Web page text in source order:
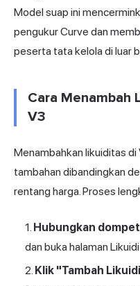
Model suap ini
pengukur Curve dan
peserta tata kelola di luar
Cara Menambah
V3
Menambahkan likuiditas
tambahan dibandingkan
rentang harga. Proses
Hubungkan
dan buka halaman
Klik "Tambah